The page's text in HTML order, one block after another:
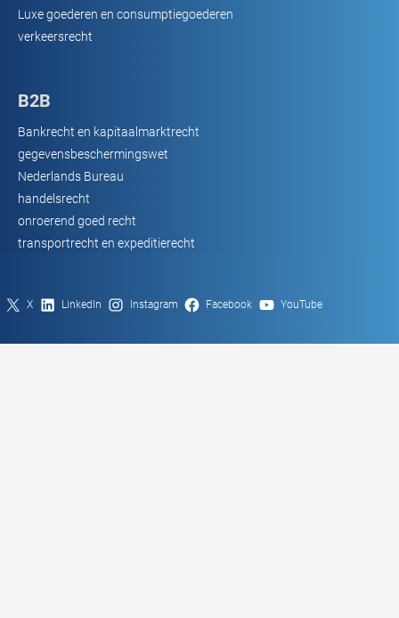
Luxe goederen en consumptiegoederen
verkeersrecht
B2B
Bankrecht en kapitaalmarktrecht
gegevensbeschermingswet
Nederlands Bureau
handelsrecht
onroerend goed recht
transportrecht en expeditierecht
X LinkedIn Instagram Facebook YouTube